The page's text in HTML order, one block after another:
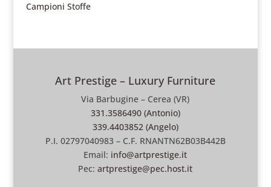
Campioni Stoffe
Art Prestige – Luxury Furniture
Via Barbugine – Cerea (VR)
331.3586490 (Antonio)
339.4403852 (Angelo)
P.I. 02797040983 – C.F. RNANTN62B03B442B
Email: info@artprestige.it
Pec:artprestige@pec.host.it